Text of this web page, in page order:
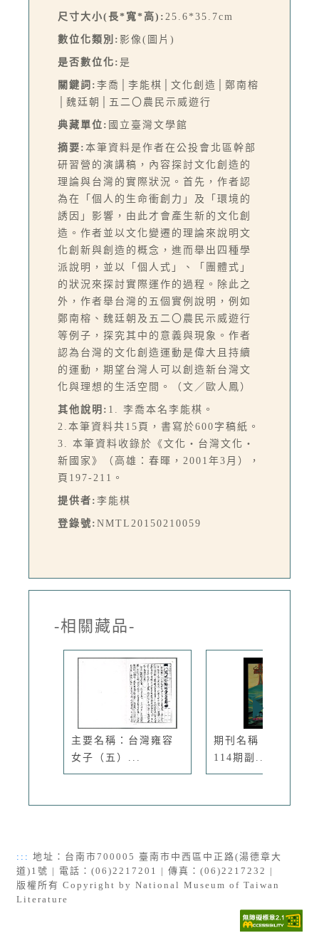
尺寸大小(長*寬*高): 25.6*35.7cm
數位化類別: 影像(圖片)
是否數位化: 是
關鍵詞: 李喬│李能棋│文化創造│鄭南榕
│魏廷朝│五二〇農民示威遊行
典藏單位: 國立臺灣文學館
摘要: 本筆資料是作者在公投會北區幹部
研習營的演講稿，內容探討文化創造的
理論與台灣的實際狀況。首先，作者認
為在「個人的生命衝創力」及「環境的
誘因」影響，由此才會產生新的文化創
造。作者並以文化變遷的理論來說明文
化創新與創造的概念，進而舉出四種學
派說明，並以「個人式」、「團體式」
的狀況來探討實際運作的過程。除此之
外，作者舉台灣的五個實例說明，例如
鄭南榕、魏廷朝及五二〇農民示威遊行
等例子，探究其中的意義與現象。作者
認為台灣的文化創造運動是偉大且持續
的運動，期望台灣人可以創造新台灣文
化與理想的生活空間。（文／歐人鳳）
其他說明: 1. 李喬本名李能棋。
2.本筆資料共15頁，書寫於600字稿紙。
3. 本筆資料收錄於《文化・台灣文化・
新國家》（高雄：春暉，2001年3月），
頁197-211。
提供者: 李能棋
登錄號: NMTL20150210059
-相關藏品-
主要名稱：台灣雍容
女子（五）...
期刊名稱：臺灣文藝
114期副...
::: 地址：台南市700005 臺南市中西區中正路(湯德章大
道)1號 | 電話：(06)2217201 | 傳真：(06)2217232 |
版權所有 Copyright by National Museum of Taiwan
Literature